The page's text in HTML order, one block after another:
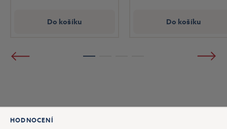
Do košíku Do košíku
HODNOCENÍ